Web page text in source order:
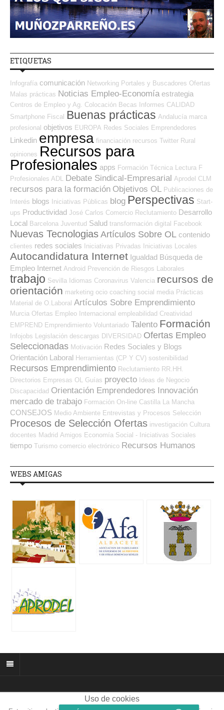
ETIQUETAS
Infografía comunicación Networking Portales y Buscadores Ofertas
Malas prácticas Noticias Empleo-Economía estrategia
Centros de Empleo y Ag. Colocación Becas Informes CALIDAD
Smartphone Fiscal Buenas prácticas Andalucía marca
profesional objetivos EUROPA Redes Sociales Emprendedores
Linkedin empresa financiación recursos Twitter Rural
opiniones Recursos para
Profesionales apps Formación Técnica Lectura F
Profesionales ADL
Debate Sindical-Empresarial Aprodel CLM
recursos para la formación Objetivos OL Publicaciones de
Interés blogs Iniciativas Públicas blog Perspectivas Start-
ups Productividad José Carlos Comercio Reclutamiento Desarrollo
Local Barcelona Juventud Salud transformación digital Facebook
Nuevas Tecnologias Artículos Sobre OL contenido
clientes redes sociales Iniciativas Privadas Iniciativas Locales
Autocandidatura Internet Igualdad Búsqueda de
Empleo Internet Android Prevención de Riesgos Laborales
trabajo Sevilla Idiomas Coronavirus Valencia recursos de
orientación marketing ocio coaching social media Prácticas
Material de O.Laboral Artículos Sobre Emprendimiento
Murcia Ofertas Empleo Internacional empleabilidad Creatividad
EMPREND Emprendimiento Voluntariado Talento Formación
Infojobs Legislación descargas DIVERSIDAD Ofertas Empleo
Seleccionadas Motivación Redes Sociales y Blogs
Orientación Laboral Herramientas (CP Y CV) sostenibilidad
Recursos Emprendimiento Reclutamiento RR.HH.
Directorios Empresas OL
Guías proyecto Ideas de Negocio
Discapacidad Orientación Emprendedores Innovación
mercado de trabajo Formación On-line Castilla La Mancha
CONSEJOS Medio Ambiente Entrevistas y Procesos Selección
Procesos de Selección Ofertas investigación Cultura
docentes Madrid Amigos Economía Social - Iniciativas Sociales
tiempo Turismo comercio electrónico Recursos Humanos
WEBS AMIGAS
© 2026 muñozparreño.es | Creative commons.
Uso de cookies